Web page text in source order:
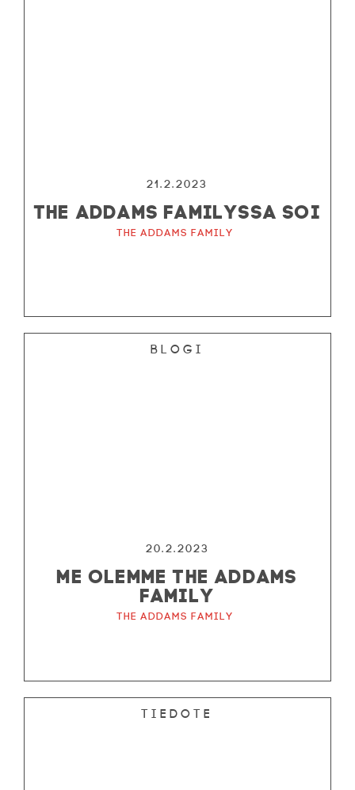
21.2.2023
THE ADDAMS FAMILYSSA SOI
The Addams Family
Blogi
20.2.2023
ME OLEMME THE ADDAMS
FAMILY
The Addams Family
Tiedote